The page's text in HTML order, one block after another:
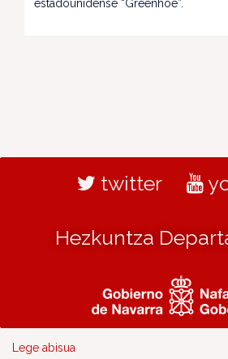
estadounidense “Greenhoe”.
twitter
Hezkuntza
Lege abisua